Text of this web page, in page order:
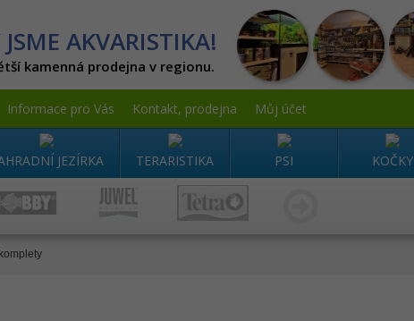
AKVARISTIKA!
kamenná prodejna v regionu.
Informace pro Vás Kontakt, prodejna Můj účet
JEZÍRKA TERARISTIKA PSI KOČKY